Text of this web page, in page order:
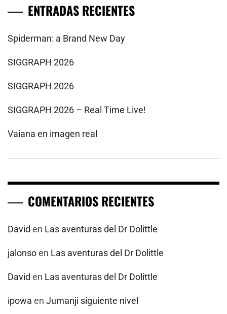
ENTRADAS RECIENTES
Spiderman: a Brand New Day
SIGGRAPH 2026
SIGGRAPH 2026
SIGGRAPH 2026 – Real Time Live!
Vaiana en imagen real
COMENTARIOS RECIENTES
David en Las aventuras del Dr Dolittle
jalonsoen Las aventuras del Dr Dolittle
David en Las aventuras del Dr Dolittle
ipowa en Jumanji siguiente nivel